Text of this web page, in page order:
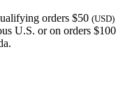
orders $50 (USD)
U.S. or on orders $100